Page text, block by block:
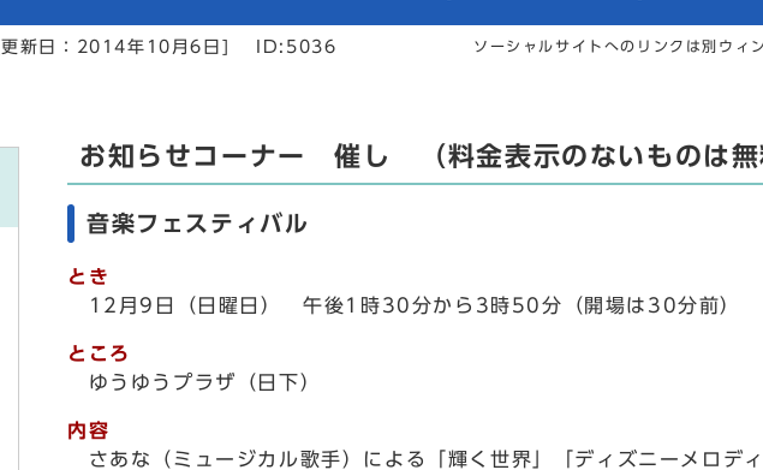
[更新日：2014年10月6日] ID:5036 ソーシャルサイトへのリンクは別ウィ
お知らせコーナー 催し （料金表示のないものは無
音楽フェスティバル
とき
12月9日（日曜日） 午後1時30分から3時50分（開場は30分前）
ところ
ゆうゆうプラザ（日下）
内容
さあな（ミュージカル歌手）による「輝く世界」「ディズニーメロ